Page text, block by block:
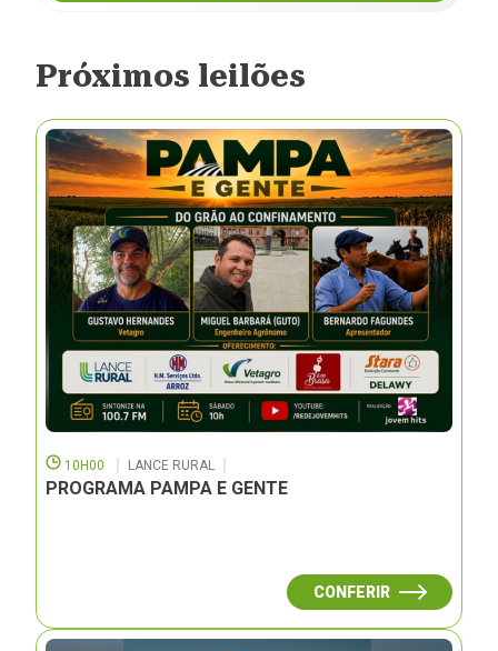
Próximos leilões
10H00 LANCE RURAL
PROGRAMA PAMPA E GENTE
CONFERIR